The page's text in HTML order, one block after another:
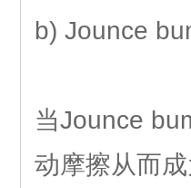
b) Jounce
当Jounce
动摩擦从而